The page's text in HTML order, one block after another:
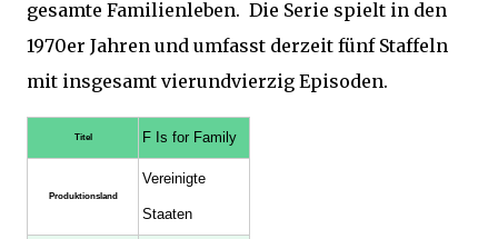
gesamte Familienleben. Die Serie spielt in den
1970er Jahren und umfasst derzeit fünf Staffeln
mit insgesamt vierundvierzig Episoden.
Titel F Is for Family
Produktionsland
Vereinigte
Staaten